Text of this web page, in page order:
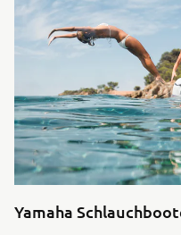
Yamaha